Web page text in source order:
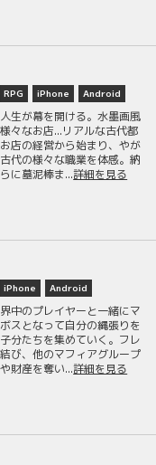
RPG iPhone Android
生が幕を開ける。水墨画風
々なお店...リアルな古代都
店の経営から始まり、やが
代の様々な職業を体感。納
に墓泥棒ま...詳細を見る
iPhone Android
中のプレイヤーと一緒にマ
スとなって自分の縄張りを
分たちを集めていく。フレ
び、他のマフィアグループ
財産を奪い...詳細を見る